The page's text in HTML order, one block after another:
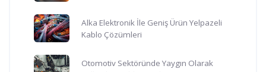
Alka Elektronik İle Geniş Ürün Yelpazeli
Kablo Çözümleri
Otomotiv Sektöründe Yaygın Olarak